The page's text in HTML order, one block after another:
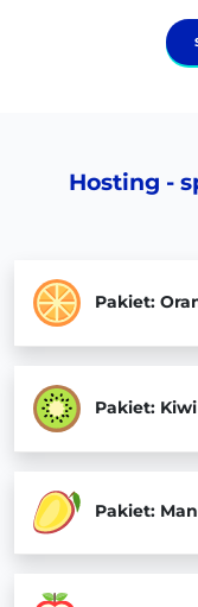
Hosting -
Pakiet:
Pakiet: Kiwi
Pakiet: